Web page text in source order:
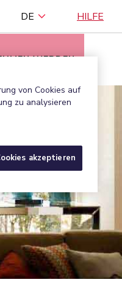
DE HILFE
WERDEN
von Cookies auf
zu analysieren
akzeptieren